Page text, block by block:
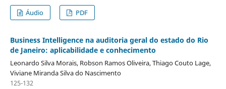
Áudio
PDF
Business Intelligence na auditoria geral do estado do Rio
de Janeiro: aplicabilidade e conhecimento
Leonardo Silva Morais, Robson Ramos Oliveira, Thiago Couto Lage,
Viviane Miranda Silva do Nascimento
125-132